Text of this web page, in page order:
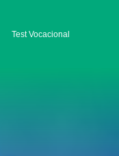
Test Vocacional